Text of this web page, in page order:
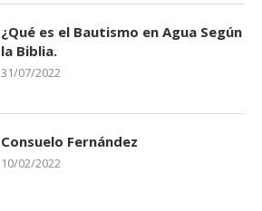
¿Qué es el Bautismo en Agua Según
la Biblia.
31/07/2022
Consuelo Fernández
10/02/2022